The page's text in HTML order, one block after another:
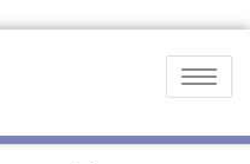
Toggle